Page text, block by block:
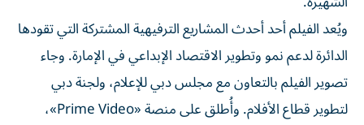
ويُعد الفيلم أحد أحدث المشاريع الترفيهية المشتركة التي تقودها
الدائرة لدعم نمو وتطوير الاقتصاد الإبداعي في الإمارة. وجاء
تصوير الفيلم بالتعاون مع مجلس دبي للإعلام، ولجنة دبي
لتطوير قطاع الأفلام. وأُطلق على منصة «Prime Video»،